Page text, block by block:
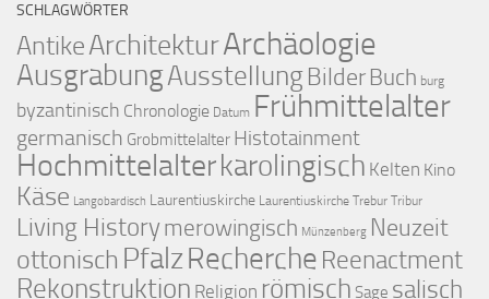
SCHLAGWÖRTER
AntikeArchitekturArchäologie
AusgrabungAusstellungBilder Buch burg
byzantinisch Chronologie Datum Frühmittelalter
germanisch Grobmittelalter Histotainment
Hochmittelalterkarolingisch Kelten Kino
Käse Langobardisch Laurentiuskirche Laurentiuskirche Trebur Tribur
Living Historymerowingisch Münzenberg Neuzeit
ottonisch PfalzRecherche Reenactment
Rekonstruktion Religion römisch Sage salisch